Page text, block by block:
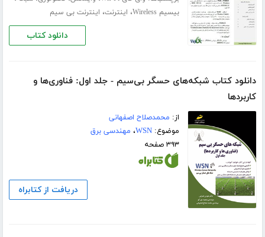
بیسیم Wireless ، اینترنت، اینترنت بی سیم
دانلود کتاب
دانلود کتاب شبکه‌های حسگر بی‌سیم - جلد اول: فناوری‌ها و
کاربردها
از: محمدصلاح اصفهانی
موضوع:WSN، مهندسی برق
۳۹۳ صفحه
دریافت از کتابراه